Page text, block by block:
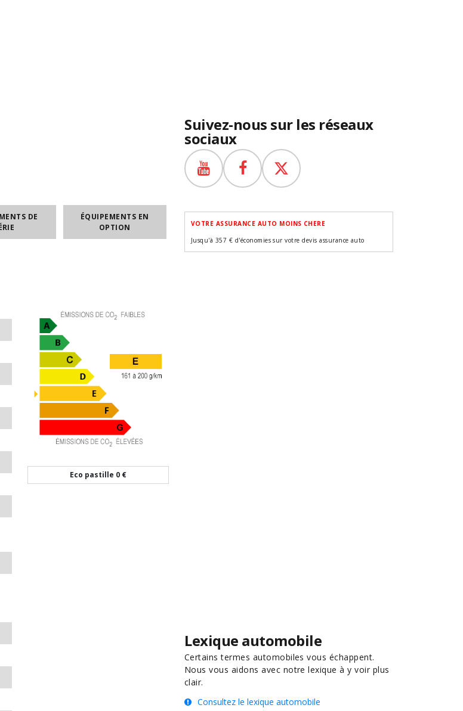
DE
ÉQUIPEMENTS EN
OPTION
Eco pastille 0 €
Suivez-nous sur les réseaux
sociaux
VOTRE ASSURANCE AUTO MOINS CHERE
Jusqu'à 357 € d'économies sur votre devis assurance auto
Lexique automobile
Certains termes automobiles vous échappent.
Nous vous aidons avec notre lexique à y voir plus
clair.
Consultez le lexique automobile